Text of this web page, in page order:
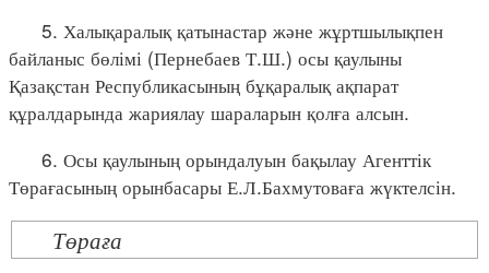
5. Халықаралық қатынастар және жұртшылықпен
байланыс бөлімі (Пернебаев Т.Ш.) осы қаулыны
Қазақстан Республикасының бұқаралық ақпарат
құралдарында жариялау шараларын қолға алсын.
6. Осы қаулының орындалуын бақылау Агенттік
Төрағасының орынбасары Е.Л.Бахмутоваға жүктелсін.
Төраға